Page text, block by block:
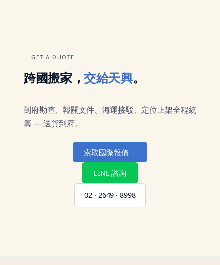
GET A QUOTE
跨國搬家，交給天興。
到府勘查、報關文件、海運接駁、定位上架全程統
籌 — 送貨到府。
索取國際報價→
LINE 諮詢
02 · 2649 · 8998